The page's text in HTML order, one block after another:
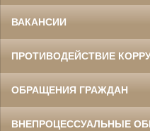
ВАКАНСИИ
ПРОТИВОДЕЙСТВИЕ
ОБРАЩЕНИЯ ГРАЖДАН
ВНЕПРОЦЕССУАЛЬНЫЕ